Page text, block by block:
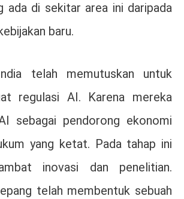
ada di sekitar area ini daripada
baru.
telah memutuskan untuk
regulasi AI. Karena mereka
sebagai pendorong ekonomi
yang ketat. Pada tahap ini
inovasi dan penelitian.
telah membentuk sebuah